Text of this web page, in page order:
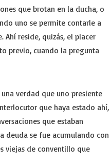
que brotan en la ducha, o
uno se permite contarle a
reside, quizás, el placer
previo, cuando la pregunta
verdad que uno presiente
que haya estado ahí,
que estaban
deuda se fue acumulando con
viejas de conventillo que